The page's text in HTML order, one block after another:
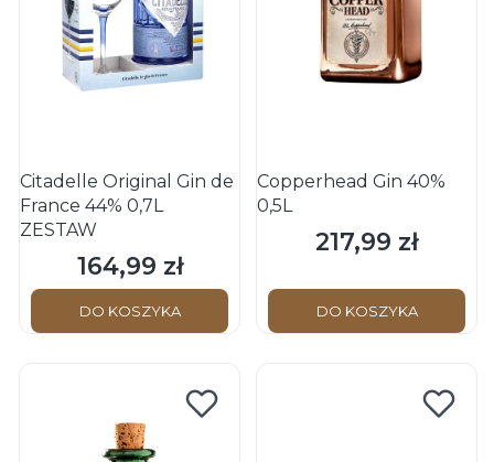
Citadelle Original Gin de
France 44% 0,7L
ZESTAW
Cena
164,99 zł
DO KOSZYKA
Copperhead Gin 40%
0,5L
Cena
217,99 zł
DO KOSZYKA